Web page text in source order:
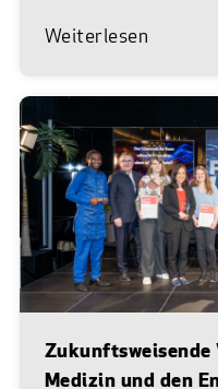
Weiterlesen
Medizin und den